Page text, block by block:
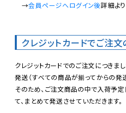
→会員ページへログイン後詳細よ
クレジットカードでご注
クレジットカードでのご注文につきま
発送（すべての商品が揃ってからの発
そのため、ご注文商品の中で入荷予
て、まとめて発送させていただきます。